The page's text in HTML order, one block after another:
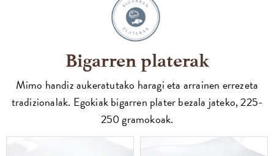
Bigarren platerak
Mimo handiz aukeratutako haragi eta arrainen errezeta
tradizionalak. Egokiak bigarren plater bezala jateko, 225-
250 gramokoak.